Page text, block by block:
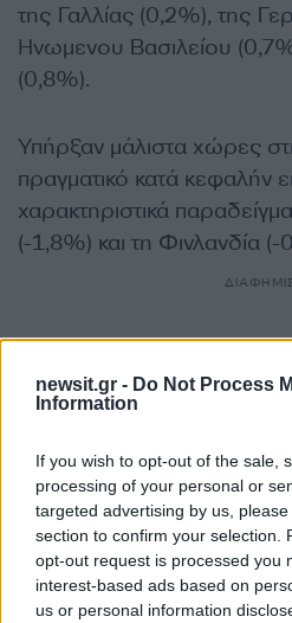
newsit.gr - Do Not Process
Information
If you wish to opt-out of the sale,
processing of your personal or
targeted advertising by us,
section to confirm your selection.
opt-out request is processed you
interest-based ads based on
us or personal information
της Γαλλίας (0,2%), της
Ηνωμενου Βασιλείου
(0,8%).
Υπήρξαν μάλιστα χώρες
πραγματικό κατά κεφαλήν
χαρακτηριστικά
(-1,8%) και τη Φινλανδία (-